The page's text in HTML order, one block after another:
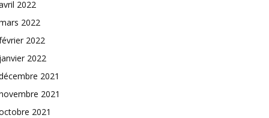
2022
2022
2022
2022
2021
2021
2021